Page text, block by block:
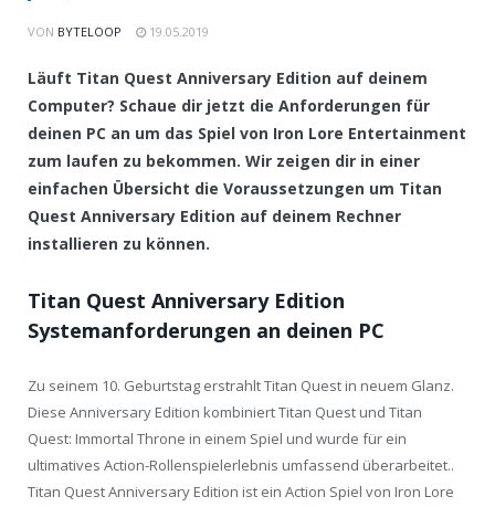
VON BYTELOOP 19.05.2019
Läuft Titan Quest Anniversary Edition auf deinem
Computer? Schaue dir jetzt die Anforderungen für
deinen PC an um das Spiel von Iron Lore Entertainment
zum laufen zu bekommen. Wir zeigen dir in einer
einfachen Übersicht die Voraussetzungen um Titan
Quest Anniversary Edition auf deinem Rechner
installieren zu können.
Titan Quest Anniversary Edition
Systemanforderungen an deinen PC
Zu seinem 10. Geburtstag erstrahlt Titan Quest in neuem Glanz.
Diese Anniversary Edition kombiniert Titan Quest und Titan
Quest: Immortal Throne in einem Spiel und wurde für ein
ultimatives Action-Rollenspielerlebnis umfassend überarbeitet..
Titan Quest Anniversary Edition ist ein Action Spiel von Iron Lore